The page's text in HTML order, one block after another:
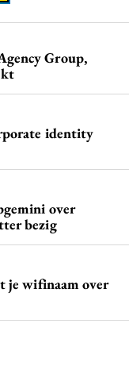
Group,
identity
over
bezig
je wifinaam over